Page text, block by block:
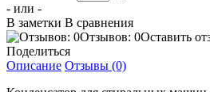
- или -
В заметки В сравнения
Отзывов: 0Оставить
Поделиться
Описание Отзывы (0)